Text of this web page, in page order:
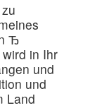
Ђ
in Ihr
und
und
Land